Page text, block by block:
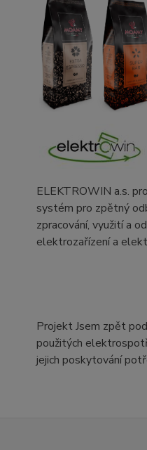
ELEKTROWIN a.s.
systém pro zpětný
zpracování, využití a
elektrozařízení a
Projekt Jsem zpět
použitých
jejich poskytování